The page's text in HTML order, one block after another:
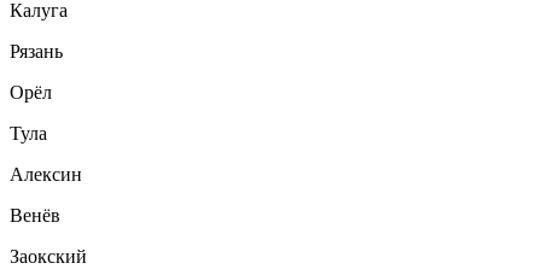
Калуга
Рязань
Орёл
Тула
Алексин
Венёв
Заокский